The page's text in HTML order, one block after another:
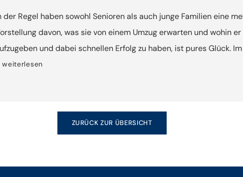
der Regel haben sowohl Senioren als auch junge Familien eine
davon, was sie von einem Umzug erwarten und wohin er
und dabei schnellen Erfolg zu haben, ist pures Glück.
etlichen Verhandlungen, die sich im Nachhinein als unnötig
weiterlesen
ZURÜCK ZUR ÜBERSICHT